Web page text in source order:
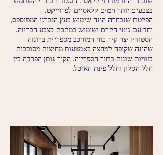
בצבעים יותר חמים קלאסיים לפרוייקט.
הפלטת שנבחרה הינה שימוש בעץ הזברנו המפוספס,
יחד עם גווני הקרם ושימוש במתכת בצבע הברוזה.
הסטודיו יצר קיר כוח המורכב מספריית ברונזה
שהינה שקופה למחצה באמצעות מחיצות מסובבות
בזוויות שונות בתוך הספרייה. הקיר נותן הפרדה בין
חלל הסלון וחלל פינת האוכל.